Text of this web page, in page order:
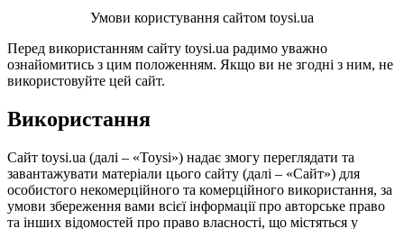
Умови користування сайтом toysi.ua
Перед використанням сайту toysi.ua радимо уважно
ознайомитись з цим положенням. Якщо ви не згодні з ним, не
використовуйте цей сайт.
Використання
Сайт toysi.ua (далі – «Toysi») надає змогу переглядати та
завантажувати матеріали цього сайту (далі – «Сайт») для
особистого некомерційного та комерційного використання, за
умови збереження вами всієї інформації про авторське право
та інших відомостей про право власності, що містяться у